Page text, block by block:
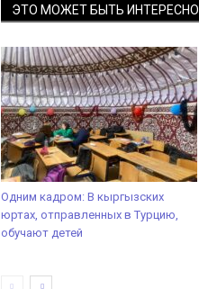
ЭТО МОЖЕТ БЫТЬ ИНТЕРЕСНО
Одним кадром: В кыргызских
юртах, отправленных в Турцию,
обучают детей